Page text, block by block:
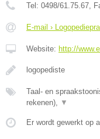
Tel: 0498/61.75.67,
E-mail ›
Website: http://
logopediste
Taal- en
rekenen), ▼
Er wordt gewerkt op